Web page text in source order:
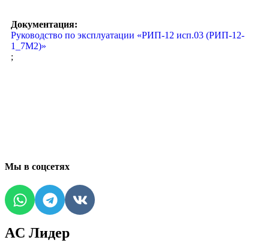
Документация:
Руководство по эксплуатации «РИП-12 исп.03 (РИП-12-
1_7М2)»
;
Мы в соцсетях
AC Лидер